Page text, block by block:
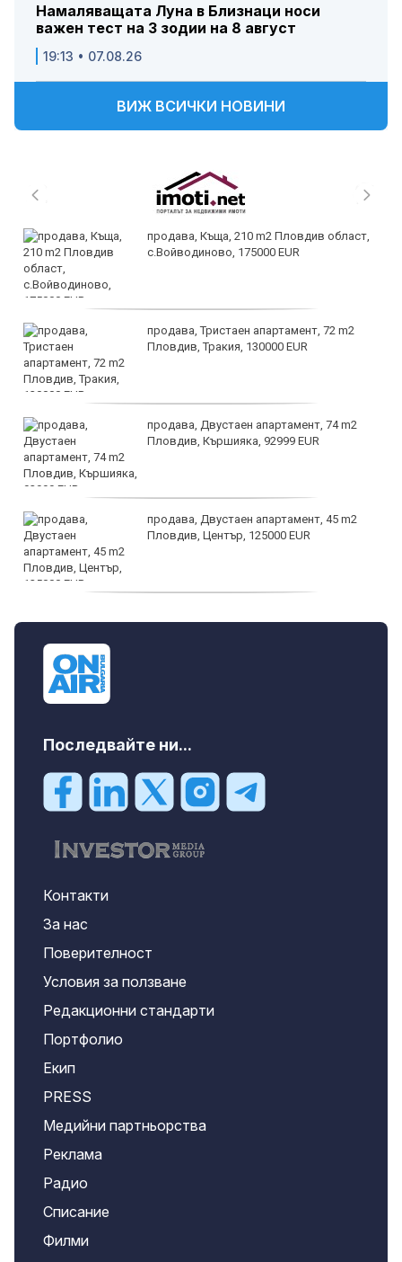
Намаляващата Луна в Близнаци носи
важен тест на 3 зодии на 8 август
19:13 • 07.08.26
ВИЖ ВСИЧКИ НОВИНИ
продава, Къща, 210 m2 Пловдив област,
с.Войводиново, 175000 EUR
продава, Тристаен апартамент, 72 m2
Пловдив, Тракия, 130000 EUR
продава, Двустаен апартамент, 74 m2
Пловдив, Кършияка, 92999 EUR
продава, Двустаен апартамент, 45 m2
Пловдив, Център, 125000 EUR
Последвайте ни...
Контакти
За нас
Поверителност
Условия за ползване
Редакционни стандарти
Портфолио
Екип
PRESS
Медийни партньорства
Реклама
Радио
Списание
Филми